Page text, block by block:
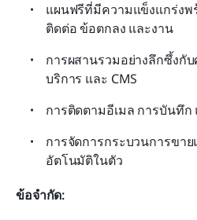
แผนฟรีที่มีความแข็งแกร่งพ
ติดต่อ ข้อตกลง และงาน
การผสานรวมอย่างลึกซึ้งกั
บริการ และ CMS
การติดตามอีเมล การบันทึ
การจัดการกระบวนการขา
อัตโนมัติในตัว
ข้อจำกัด: